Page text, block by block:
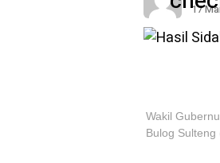
17
Wakil
Bulog